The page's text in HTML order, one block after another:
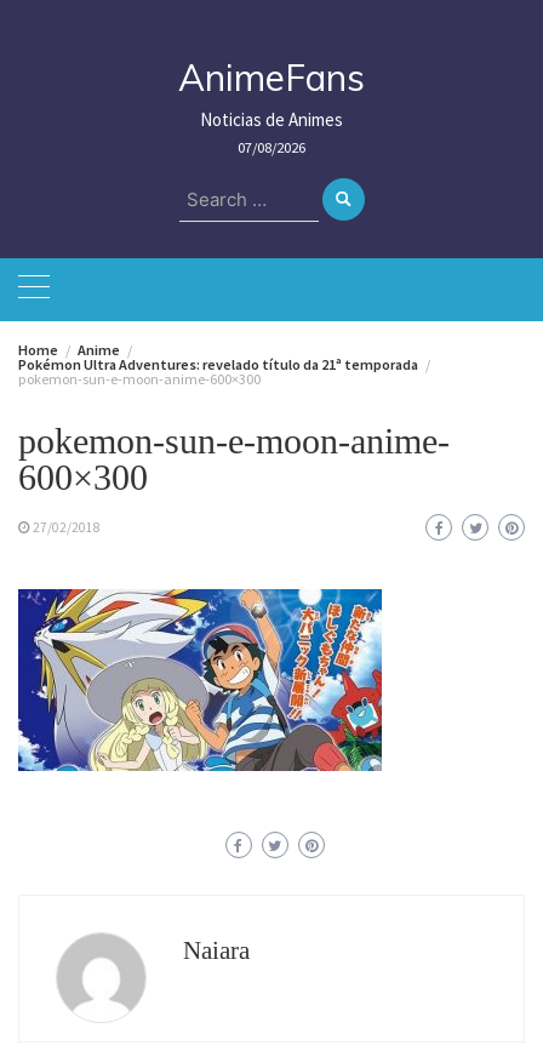
AnimeFans
Noticias de Animes
07/08/2026
Search
for:
Home
Anime
Pokémon Ultra Adventures: revelado título da 21ª temporada
pokemon-sun-e-moon-anime-600×300
pokemon-sun-e-moon-anime-
600×300
27/02/2018
Naiara